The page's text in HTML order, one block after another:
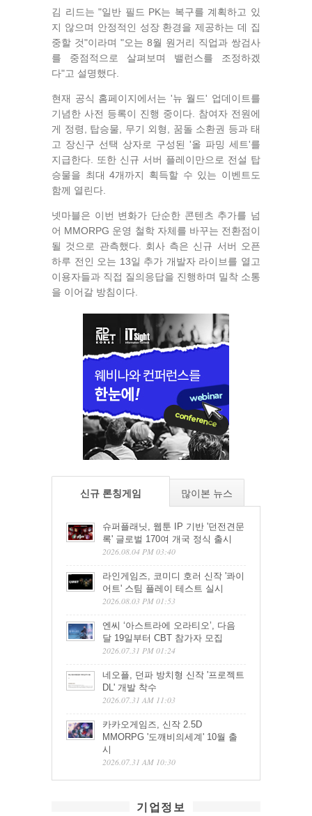
김 리드는 "일반 필드 PK는 복구를 계획하고 있
지 않으며 안정적인 성장 환경을 제공하는 데 집
중할 것"이라며 "오는 8월 원거리 직업과 쌍검사
를 중점적으로 살펴보며 밸런스를 조정하겠
다"고 설명했다.
현재 공식 홈페이지에서는 '뉴 월드' 업데이트를
기념한 사전 등록이 진행 중이다. 참여자 전원에
게 정령, 탑승물, 무기 외형, 꿈돌 소환권 등과 태
고 장신구 선택 상자로 구성된 '올 파밍 세트'를
지급한다. 또한 신규 서버 플레이만으로 전설 탑
승물을 최대 4개까지 획득할 수 있는 이벤트도
함께 열린다.
넷마블은 이번 변화가 단순한 콘텐츠 추가를 넘
어 MMORPG 운영 철학 자체를 바꾸는 전환점이
될 것으로 관측했다. 회사 측은 신규 서버 오픈
하루 전인 오는 13일 추가 개발자 라이브를 열고
이용자들과 직접 질의응답을 진행하며 밀착 소통
을 이어갈 방침이다.
신규 론칭게임 많이본 뉴스
슈퍼플래닛, 웹툰 IP 기반 '던전견문
록' 글로벌 170여 개국 정식 출시
2026.08.04 PM 03:40
라인게임즈, 코미디 호러 신작 '콰이
어트' 스팀 플레이 테스트 실시
2026.08.03 PM 01:53
엔씨 ‘아스트라에 오라티오’, 다음
달 19일부터 CBT 참가자 모집
2026.07.31 PM 01:24
네오플, 던파 방치형 신작 '프로젝트
DL' 개발 착수
2026.07.31 AM 11:03
카카오게임즈, 신작 2.5D
MMORPG '도깨비의세계' 10월 출
시
2026.07.31 AM 10:30
기업정보